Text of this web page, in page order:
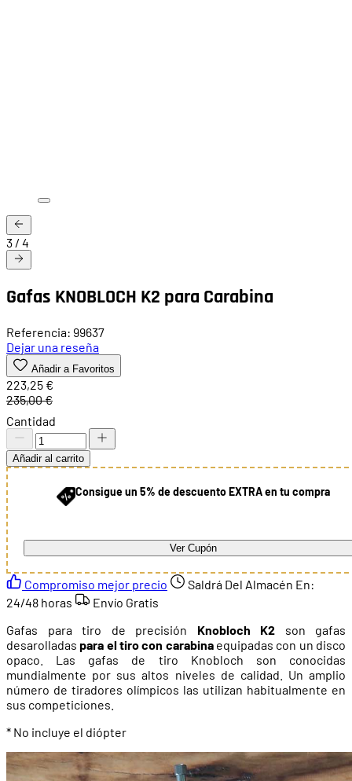
3 / 4
Gafas KNOBLOCH K2 para Carabina
Referencia: 99637
Dejar una reseña
Añadir a Favoritos
223,25 €
235,00 €
Cantidad
Añadir al carrito
Consigue un 5% de descuento EXTRA en tu compra
Ver Cupón
Compromiso mejor precio
Saldrá Del Almacén En:
24/48 horas
Envío Gratis
Gafas para tiro de precisión Knobloch K2 son gafas
desarolladaspara el tiro con carabinaequipadas con un disco
opaco. Las gafas de tiro Knobloch son conocidas
mundialmente por sus altos niveles de calidad. Un amplio
número de tiradores olímpicos las utilizan habitualmente en
sus competiciones.
* No incluye el diópter